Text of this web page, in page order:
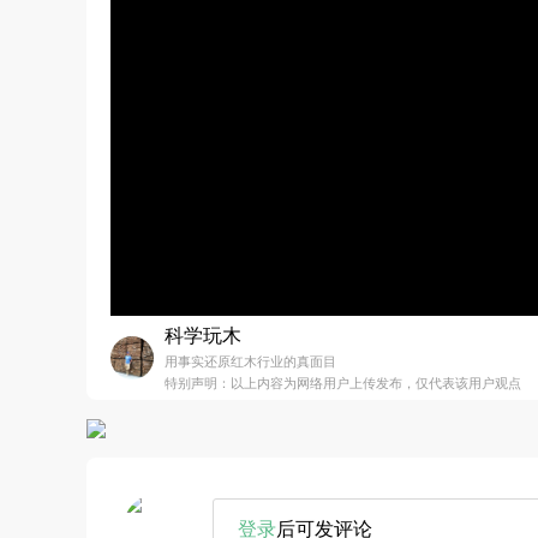
科学玩木
用事实还原红木行业的真面目
特别声明：以上内容为网络用户上传发布，仅代表该用户观点
登录后可发评论